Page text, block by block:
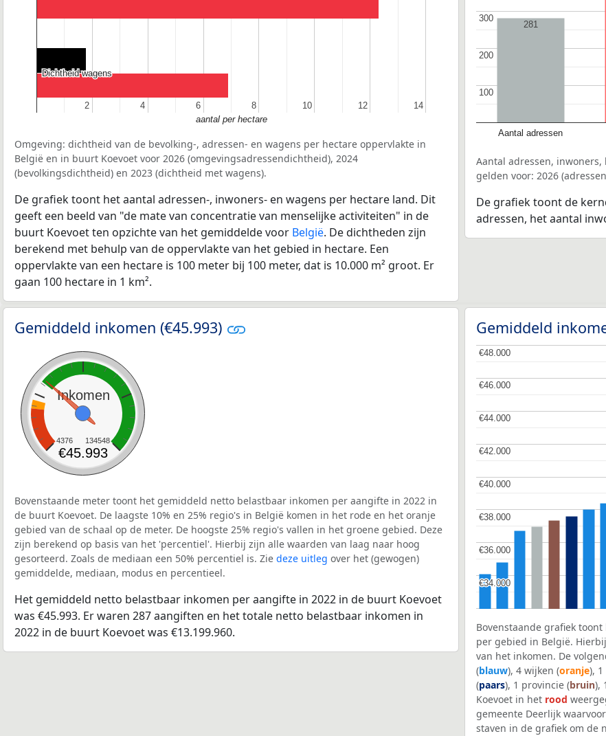
2
2 4
4 6
6 8
8 10
10 12
12 14
14
Dichtheid wagens
Dichtheid wagens
aantal per hectare
Omgeving: dichtheid van de bevolking-, adressen- en wagens per hectare oppervlakte in
België en in buurt Koevoet voor 2026 (omgevingsadressendichtheid), 2024
(bevolkingsdichtheid) en 2023 (dichtheid met wagens).
De grafiek toont het aantal adressen-, inwoners- en wagens per hectare land. Dit
geeft een beeld van "de mate van concentratie van menselijke activiteiten" in de
buurt Koevoet ten opzichte van het gemiddelde voor België. De dichtheden zijn
berekend met behulp van de oppervlakte van het gebied in hectare. Een
oppervlakte van een hectare is 100 meter bij 100 meter, dat is 10.000 m² groot. Er
gaan 100 hectare in 1 km².
Aantal adressen
100
100
200
200
300
300
281
Aantal adressen,
gelden voor: 2026
De grafiek toont de
adressen, het aantal
Gemiddeld inkomen (€45.993)
Inkomen
4376 134548
€45.993
Bovenstaande meter toont het gemiddeld netto belastbaar inkomen per aangifte in 2022 in
de buurt Koevoet. De laagste 10% en 25% regio's in België komen in het rode en het oranje
gebied van de schaal op de meter. De hoogste 25% regio's vallen in het groene gebied. Deze
zijn berekend op basis van het 'percentiel'. Hierbij zijn alle waarden van laag naar hoog
gesorteerd. Zoals de mediaan een 50% percentiel is. Zie deze uitleg over het (gewogen)
gemiddelde, mediaan, modus en percentieel.
Het gemiddeld netto belastbaar inkomen per aangifte in 2022 in de buurt Koevoet
was €45.993. Er waren 287 aangiften en het totale netto belastbaar inkomen in
2022 in de buurt Koevoet was €13.199.960.
Gemiddeld
€34.000
€34.000
€36.000
€36.000
€38.000
€38.000
€40.000
€40.000
€42.000
€42.000
€44.000
€44.000
€46.000
€46.000
€48.000
€48.000
Bovenstaande grafiek
per gebied in België.
van het inkomen. De
(blauw), 4 wijken (oranje),
(paars), 1 provincie (bruin),
Koevoet in het rood
gemeente Deerlijk
staven in de grafiek om de